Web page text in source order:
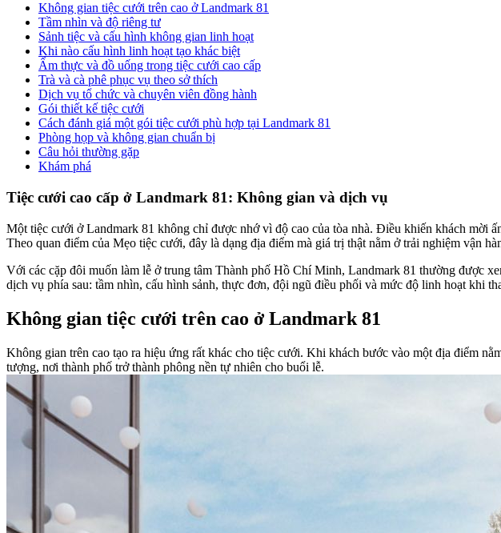
Không gian tiệc cưới trên cao ở Landmark 81
Tầm nhìn và độ riêng tư
Sảnh tiệc và cấu hình không gian linh hoạt
Khi nào cấu hình linh hoạt tạo khác biệt
Ẩm thực và đồ uống trong tiệc cưới cao cấp
Trà và cà phê phục vụ theo sở thích
Dịch vụ tổ chức và chuyên viên đồng hành
Gói thiết kế tiệc cưới
Cách đánh giá một gói tiệc cưới phù hợp tại Landmark 81
Phòng họp và không gian chuẩn bị
Câu hỏi thường gặp
Khám phá
Tiệc cưới cao cấp ở Landmark 81: Không gian và dịch vụ
Một tiệc cưới ở Landmark 81 không chỉ được nhớ vì độ cao của tòa nhà. Điều khiến khách mời
Theo quan điểm của Mẹo tiệc cưới, đây là dạng địa điểm mà giá trị thật nằm ở trải nghiệm vận
Với các cặp đôi muốn làm lễ ở trung tâm Thành phố Hồ Chí Minh, Landmark 81 thường được
dịch vụ phía sau: tầm nhìn, cấu hình sảnh, thực đơn, đội ngũ điều phối và mức độ linh hoạt khi
Không gian tiệc cưới trên cao ở Landmark 81
Không gian trên cao tạo ra hiệu ứng rất khác cho tiệc cưới. Khi khách bước vào một địa điểm
tượng, nơi thành phố trở thành phông nền tự nhiên cho buổi lễ.